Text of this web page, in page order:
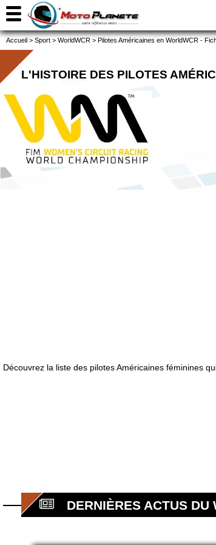
Accueil > Sport > WorldWCR > Pilotes Américaines en WorldWCR -
L'HISTOIRE DES PILOTES
Découvrez la liste des pilotes Américaines féminines
DERNIÈRES ACTUS DU